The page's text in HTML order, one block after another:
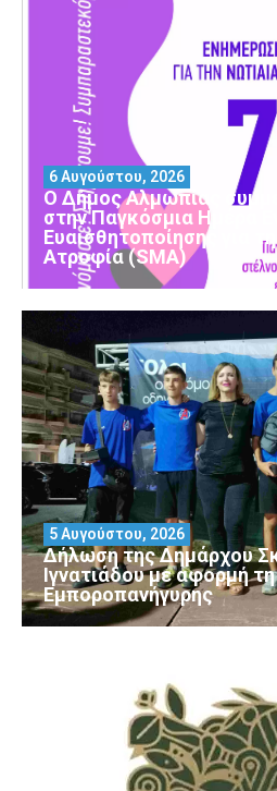
Ο Δήμος Αλμωπίας
στην Παγκόσμια Ημέρα
Ευαισθητοποίησης για
Ατροφία (SMA)
6 Αυγούστου, 2026
Δήλωση της Δημάρχου
Ιγνατιάδου με αφορμή
Εμποροπανήγυρης
5 Αυγούστου, 2026